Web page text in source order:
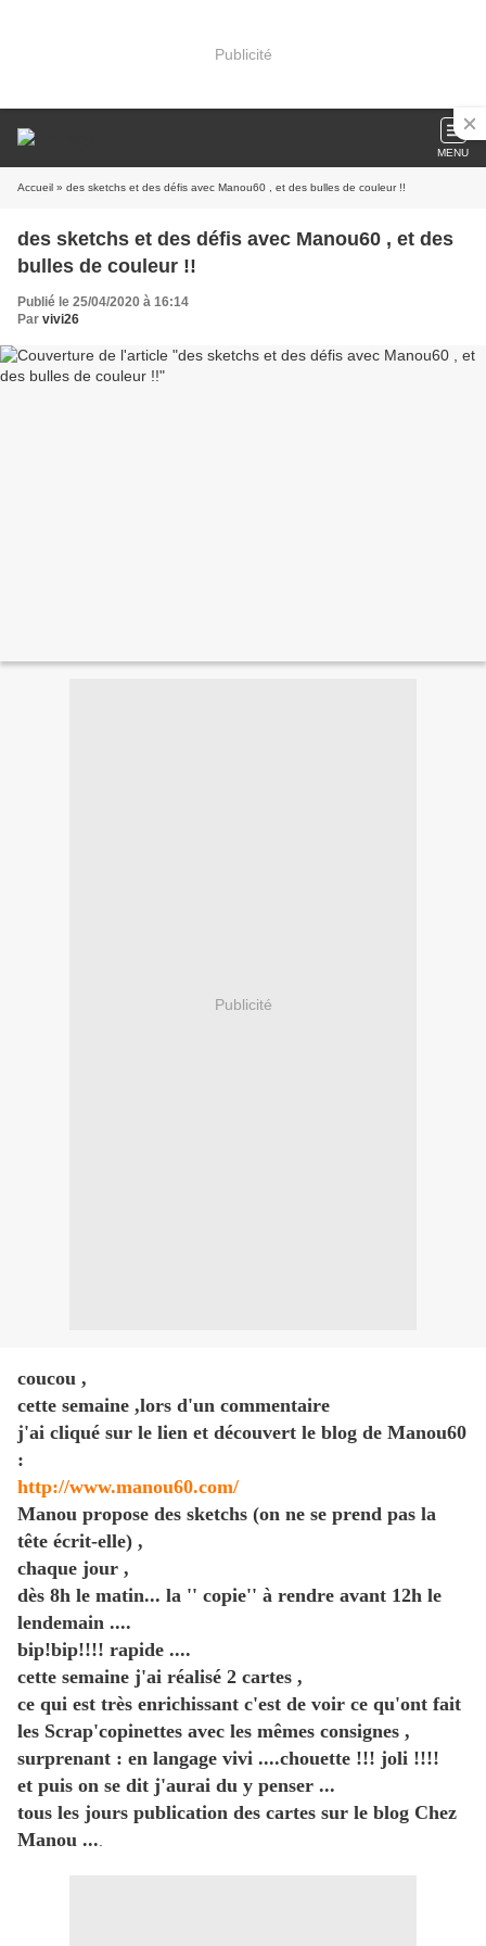
Publicité
MENU
Accueil » des sketchs et des défis avec Manou60 , et des bulles de couleur !!
des sketchs et des défis avec Manou60 , et des
bulles de couleur !!
Publié le 25/04/2020 à 16:14
Par vivi26
Publicité
coucou ,
cette semaine ,lors d'un commentaire
j'ai cliqué sur le lien et découvert le blog de Manou60
:
http://www.manou60.com/
Manou propose des sketchs (on ne se prend pas la
tête écrit-elle) ,
chaque jour ,
dès 8h le matin... la '' copie'' à rendre avant 12h le
lendemain ....
bip!bip!!!! rapide ....
cette semaine j'ai réalisé 2 cartes ,
ce qui est très enrichissant c'est de voir ce qu'ont fait
les Scrap'copinettes avec les mêmes consignes ,
surprenant : en langage vivi ....chouette !!! joli !!!!
et puis on se dit j'aurai du y penser ...
tous les jours publication des cartes sur le blog Chez
Manou ...